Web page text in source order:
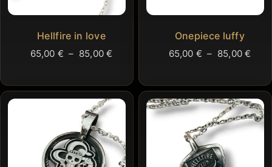
Hellfire in love
65,00 € – 85,00€
prix :
65,00 €
Onepiece luffy
65,00 € – 85,00€
prix :
à